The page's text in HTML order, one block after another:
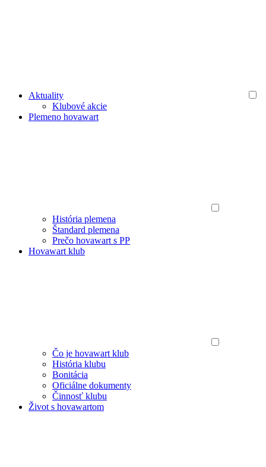
Aktuality
Klubové akcie
Plemeno hovawart
História plemena
Štandard plemena
Prečo hovawart s PP
Hovawart klub
Čo je hovawart klub
História klubu
Bonitácia
Oficiálne dokumenty
Činnosť klubu
Život s hovawartom